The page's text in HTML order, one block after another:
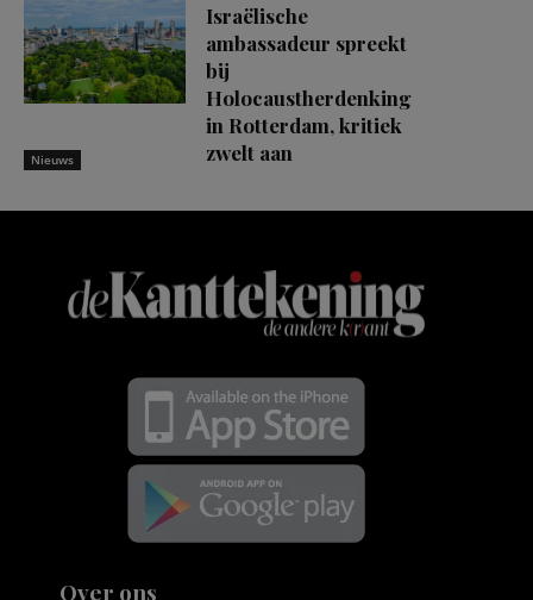
Nieuws
Israëlische
ambassadeur spreekt
bij
Holocaustherdenking
in Rotterdam, kritiek
zwelt aan
Over ons